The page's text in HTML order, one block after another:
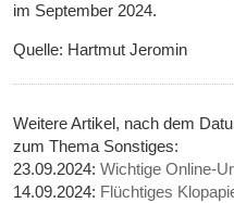
im September 2024.
Quelle: Hartmut Jeromin
Weitere Artikel, nach dem
zum Thema Sonstiges:
23.09.2024:Wichtige Online-
14.09.2024: Flüchtiges